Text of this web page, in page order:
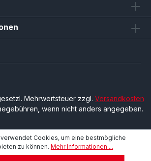
Mehrwertsteuer zzgl. Versandkosten
wenn nicht anders angegeben.
Cookies, um eine bestmögliche
zu können. Mehr Informationen ...